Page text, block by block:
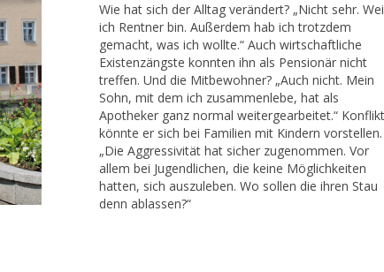
Wie hat sich der Alltag verändert? „Nicht sehr.
ich Rentner bin. Außerdem hab ich trotzdem
gemacht, was ich wollte.“ Auch wirtschaftliche
Existenzängste konnten ihn als Pensionär nicht
treffen. Und die Mitbewohner? „Auch nicht. Mein
Sohn, mit dem ich zusammenlebe, hat als
Apotheker ganz normal weitergearbeitet.“
könnte er sich bei Familien mit Kindern vorstellen.
„Die Aggressivität hat sicher zugenommen. Vor
allem bei Jugendlichen, die keine Möglichkeiten
hatten, sich auszuleben. Wo sollen die ihren Stau
denn ablassen?“